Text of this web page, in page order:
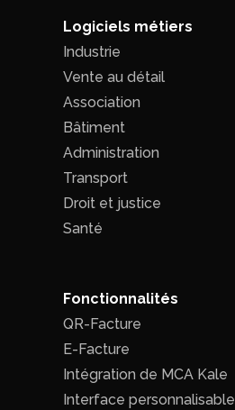
Logiciels métiers
Industrie
Vente au détail
Association
Bâtiment
Administration
Transport
Droit et justice
Santé
Fonctionnalités
QR-Facture
E-Facture
Intégration de MCA Kale
Interface personnalisable